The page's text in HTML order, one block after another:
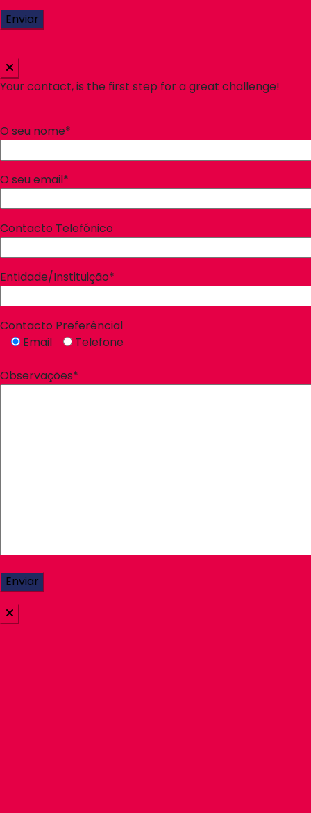
Your contact, is the first step for a great challenge!
O seu nome*
O seu email*
Contacto Telefónico
Entidade/Instituição*
Contacto Preferêncial
Email
Telefone
Observações*